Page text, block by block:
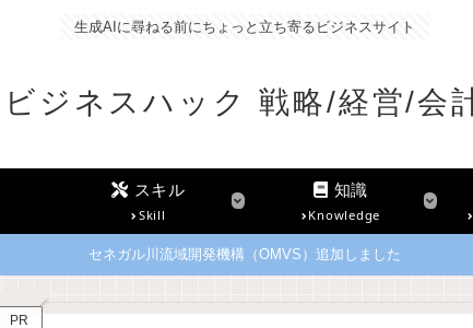
生成AIに尋ねる前にちょっと立ち寄るビジネスサイト
ビジネスハック 戦略/経営/会
スキル
Skill
知識
Knowledge
セネガル川流域開発機構（OMVS）追加しました
PR